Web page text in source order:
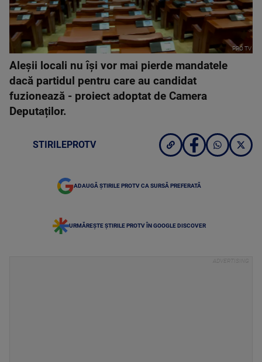
PRO TV
Aleșii locali nu își vor mai pierde mandatele
dacă partidul pentru care au candidat
fuzionează - proiect adoptat de Camera
Deputaților.
STIRILEPROTV
ADAUGĂ ȘTIRILE PROTV CA SURSĂ PREFERATĂ
URMĂREȘTE ȘTIRILE PROTV ÎN GOOGLE DISCOVER